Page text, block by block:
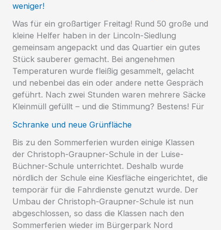
weniger!
Was für ein großartiger Freitag! Rund 50 große und
kleine Helfer haben in der Lincoln-Siedlung
gemeinsam angepackt und das Quartier ein gutes
Stück sauberer gemacht. Bei angenehmen
Temperaturen wurde fleißig gesammelt, gelacht
und nebenbei das ein oder andere nette Gespräch
geführt. Nach zwei Stunden waren mehrere Säcke
Kleinmüll gefüllt – und die Stimmung? Bestens! Für
Schranke und neue Grünfläche
Bis zu den Sommerferien wurden einige Klassen
der Christoph-Graupner-Schule in der Luise-
Büchner-Schule unterrichtet. Deshalb wurde
nördlich der Schule eine Kiesfläche eingerichtet, die
temporär für die Fahrdienste genutzt wurde. Der
Umbau der Christoph-Graupner-Schule ist nun
abgeschlossen, so dass die Klassen nach den
Sommerferien wieder im Bürgerpark Nord